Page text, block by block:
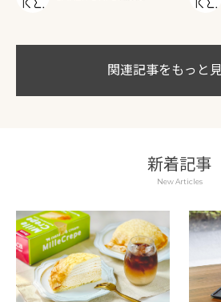
から一日楽しめる食の新スポ
関連記事をもっと
新着記事
New Articles